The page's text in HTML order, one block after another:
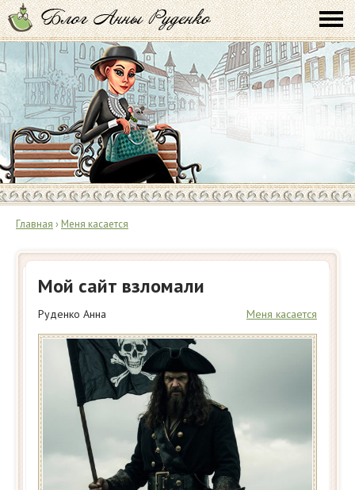
Главная › Меня касается
Мой сайт взломали
Руденко Анна Меня касается